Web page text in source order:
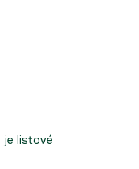
je listové